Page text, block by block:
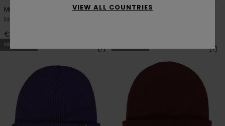
Mid Fuzzy Gradient
Männer Rosa Mütze
€ 30,00
Mid Heavy Knit Solid
NEUHEITEN
VIEW ALL COUNTRIES